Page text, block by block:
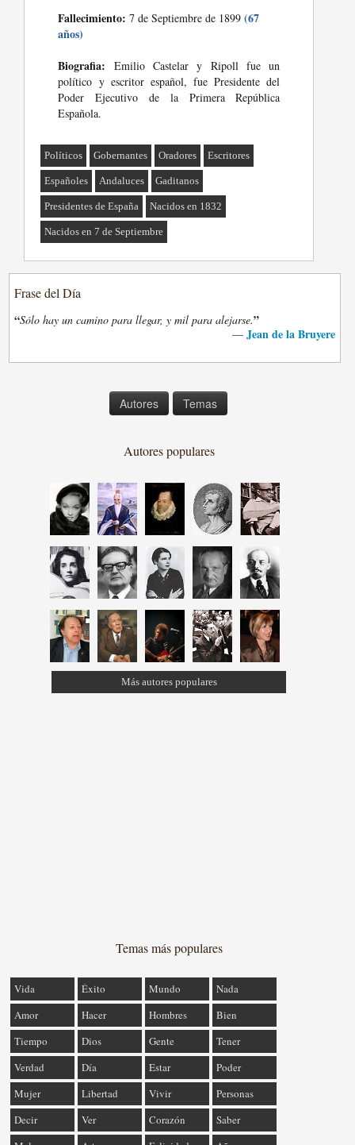
Fallecimiento: 7 de Septiembre de 1899(67
años)
Biografia: Emilio Castelar y Ripoll fue un
político y escritor español, fue Presidente del
Poder Ejecutivo de la Primera República
Española.
Políticos Gobernantes Oradores Escritores
Españoles Andaluces Gaditanos
Presidentes de España Nacidos en 1832
Nacidos en 7 de Septiembre
Frase del Día
“Sólo hay un camino para llegar, y mil para alejarse.”
— Jean de la Bruyere
Autores Temas
Autores populares
Más autores populares
Temas más populares
Vida Éxito Mundo
Nada
Amor
Hacer Hombres
Bien
Tiempo
Dios Gente
Tener
Verdad
Día Estar
Poder
Mujer
Libertad Vivir
Personas
Decir
Ver Corazón
Saber